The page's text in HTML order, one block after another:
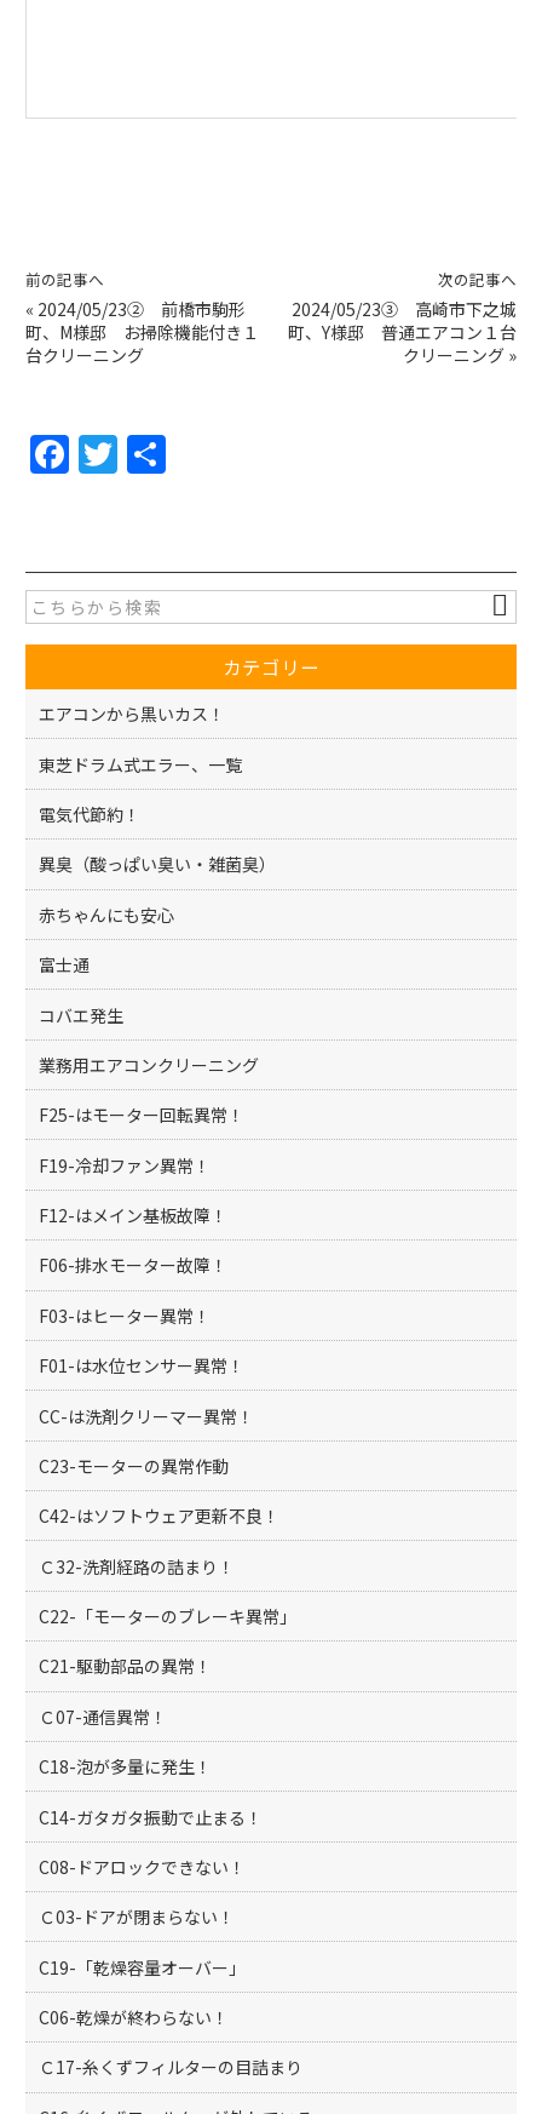
前の記事へ
« 2024/05/23② 前橋市駒形
町、M様邸 お掃除機能付き１
台クリーニング
次の記事へ
2024/05/23③ 高崎市下之城
町、Y様邸 普通エアコン１台
クリーニング »
F
e
b
o
o
k
T
er
カテゴリー
エアコンから黒いカス！
東芝ドラム式エラー、一覧
電気代節約！
異臭（酸っぱい臭い・雑菌臭）
赤ちゃんにも安心
富士通
コバエ発生
業務用エアコンクリーニング
F25-はモーター回転異常！
F19-冷却ファン異常！
F12-はメイン基板故障！
F06-排水モーター故障！
F03-はヒーター異常！
F01-は水位センサー異常！
CC-は洗剤クリーマー異常！
C23-モーターの異常作動
C42-はソフトウェア更新不良！
Ｃ32-洗剤経路の詰まり！
C22-「モーターのブレーキ異常」
C21-駆動部品の異常！
Ｃ07-通信異常！
C18-泡が多量に発生！
C14-ガタガタ振動で止まる！
C08-ドアロックできない！
Ｃ03-ドアが閉まらない！
C19-「乾燥容量オーバー」
C06-乾燥が終わらない！
Ｃ17-糸くずフィルターの目詰まり